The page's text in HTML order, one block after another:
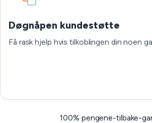
Døgnåpen kundestøtte
Få rask hjelp hvis tilkoblingen din noen
100% pengene-tilbake-